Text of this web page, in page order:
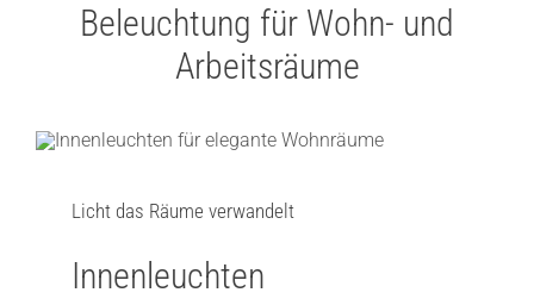
Beleuchtung für Wohn- und
Arbeitsräume
Licht das Räume verwandelt
Innenleuchten